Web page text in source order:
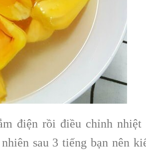
điện rồi điều chỉnh nhiệt
sau 3 tiếng bạn nên